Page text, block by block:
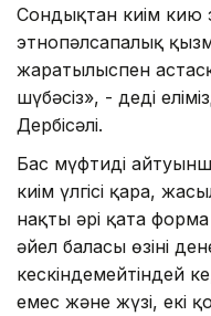
Сондықтан киім кию
этнопәлсапалық
жаратылыспен
шүбәсіз», - деді
Дербісәлі.
Бас мүфтидің
киім үлгісі қара,
нақты әрі қатаң
әйел баласы өзінің
кескіндемейтіндей
емес және жүзі, екі